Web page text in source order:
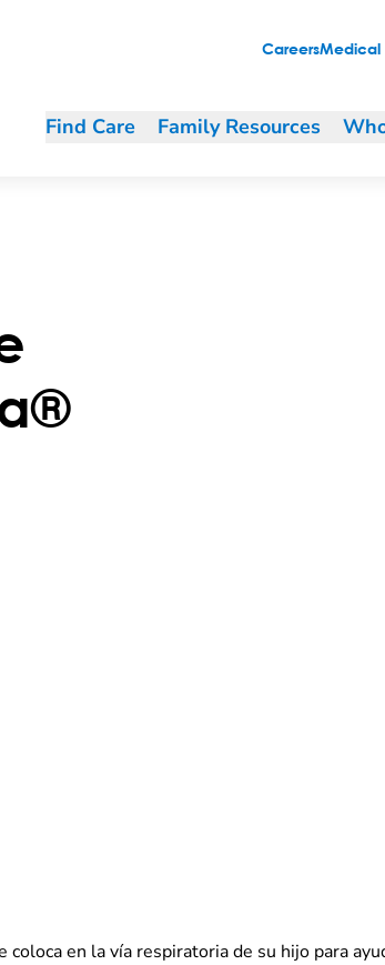
CareersMedical
Find Care Family Resources
en la vía respiratoria de su hijo para